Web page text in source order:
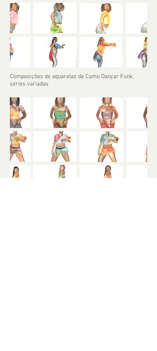
Composições de aquarelas de Como Dançar Funk,
séries variadas